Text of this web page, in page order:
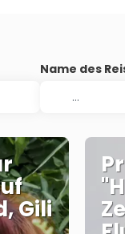
Name des
Gili